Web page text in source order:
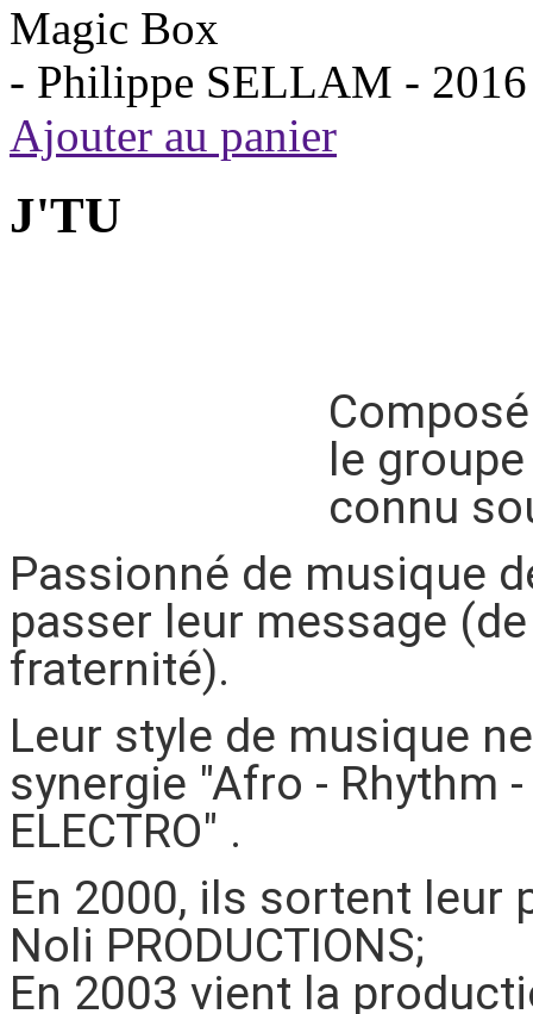
Magic Box
- Philippe SELLAM - 2016
Ajouter au panier
J'TU
le
connu
Passionné de musique
passer leur message
fraternité).
Leur style de musique
synergie "Afro - Rhythm -
ELECTRO" .
En 2000, ils sortent leur
Noli PRODUCTIONS;
En 2003 vient la